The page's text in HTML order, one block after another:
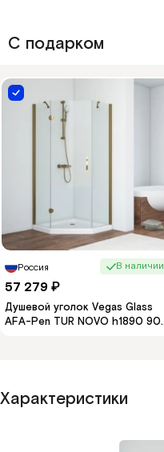
С подарком
Россия В наличии
57 279 ₽
Душевой уголок Vegas Glass
AFA-Pen TUR NOVO h1890 90
Характеристики